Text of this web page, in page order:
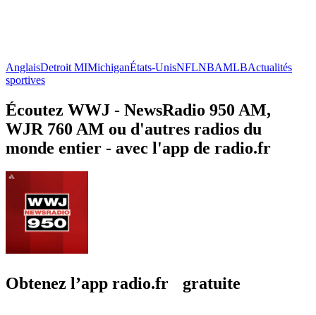
AnglaisDetroit MIMichiganÉtats-UnisNFLNBAMLBActualités
sportives
Écoutez WWJ - NewsRadio 950 AM,
WJR 760 AM ou d'autres radios du
monde entier - avec l'app de radio.fr
Obtenez l’app radio.fr gratuite